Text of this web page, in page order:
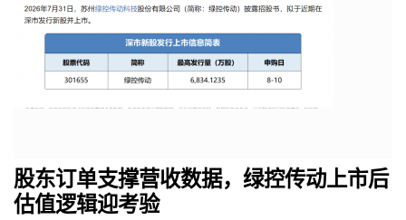
股东订单支撑营收数据，绿控传动上市后
估值逻辑迎考验